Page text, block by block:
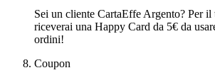
Sei un cliente CartaEffe Argento? Per il
riceverai una Happy Card da 5€ da
ordini!
Coupon